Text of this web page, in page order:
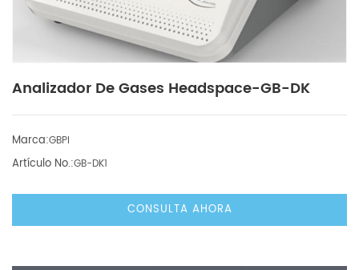
Analizador De Gases Headspace-GB-DK
Marca:GBPI
Artículo No.:GB-DK1
CONSULTA AHORA